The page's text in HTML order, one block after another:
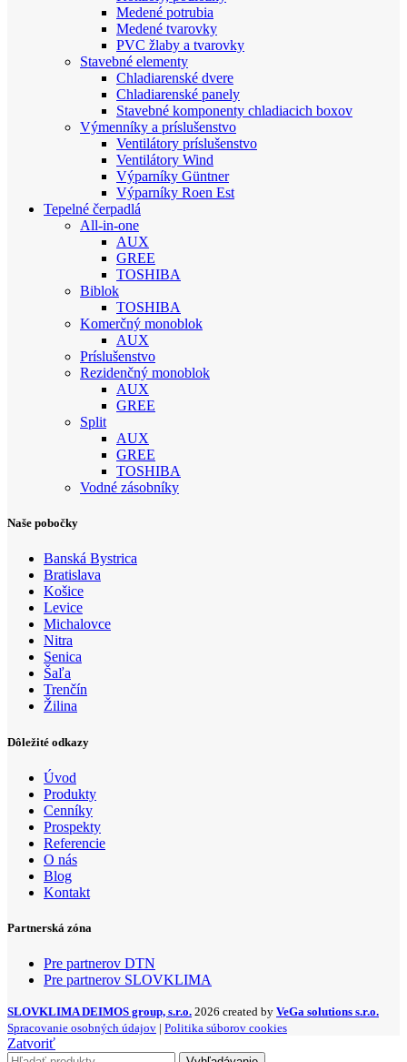
Medené potrubia
Medené tvarovky
PVC žlaby a tvarovky
Stavebné elementy
Chladiarenské dvere
Chladiarenské panely
Stavebné komponenty chladiacich boxov
Výmenníky a príslušenstvo
Ventilátory príslušenstvo
Ventilátory Wind
Výparníky Güntner
Výparníky Roen Est
Tepelné čerpadlá
All-in-one
AUX
GREE
TOSHIBA
Biblok
TOSHIBA
Komerčný monoblok
AUX
Príslušenstvo
Rezidenčný monoblok
AUX
GREE
Split
AUX
GREE
TOSHIBA
Vodné zásobníky
Naše pobočky
Banská Bystrica
Bratislava
Košice
Levice
Michalovce
Nitra
Senica
Šaľa
Trenčín
Žilina
Dôležité odkazy
Úvod
Produkty
Cenníky
Prospekty
Referencie
O nás
Blog
Kontakt
Partnerská zóna
Pre partnerov DTN
Pre partnerov SLOVKLIMA
SLOVKLIMA DEIMOS group, s.r.o. 2026 created by VeGa solutions s.r.o.
Spracovanie osobných údajov | Politika súborov cookies
Zatvoriť